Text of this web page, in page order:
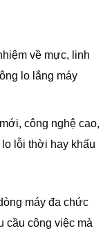
về mực, linh
lo lắng máy
công nghệ cao,
lỗi thời hay khấu
máy đa chức
cầu công việc mà